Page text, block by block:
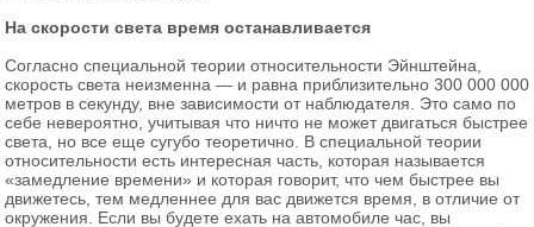
На скорости света время останавливается
Согласно специальной теории относительности Эйнштейна,
скорость света неизменна — и равна приблизительно 300 000 000
метров в секунду, вне зависимости от наблюдателя. Это само по
себе невероятно, учитывая что ничто не может двигаться быстрее
света, но все еще сугубо теоретично. В специальной теории
относительности есть интересная часть, которая называется
«замедление времени» и которая говорит, что чем быстрее вы
движетесь, тем медленнее для вас движется время, в отличие от
окружения. Если вы будете ехать на автомобиле час, вы